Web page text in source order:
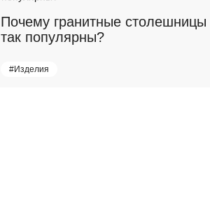
Почему гранитные столешницы
так популярны?
#Изделия